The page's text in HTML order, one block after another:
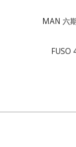
MAN 六
FUSO